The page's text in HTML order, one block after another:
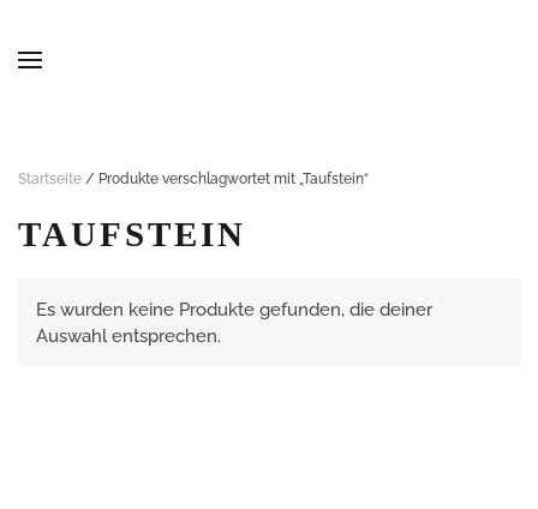
Startseite / Produkte verschlagwortet mit „Taufstein“
TAUFSTEIN
Es wurden keine Produkte gefunden, die deiner
Auswahl entsprechen.